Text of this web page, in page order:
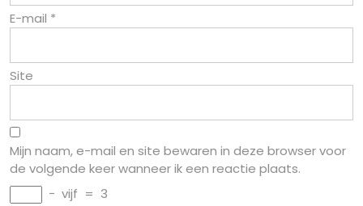
E-mail *
Site
Mijn naam, e-mail en site bewaren in deze browser voor
de volgende keer wanneer ik een reactie plaats.
− vijf = 3